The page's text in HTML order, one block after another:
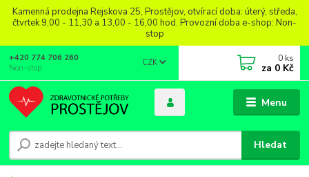
Kamenná prodejna Rejskova 25, Prostějov, otvírací doba: úterý, středa,
čtvrtek 9,00 - 11,30 a 13,00 - 16,00 hod. Provozní doba e-shop: Non-
stop
Menu
CZK
Hledat
+420 774 706 260
Non-stop
0 ks
za 0 Kč